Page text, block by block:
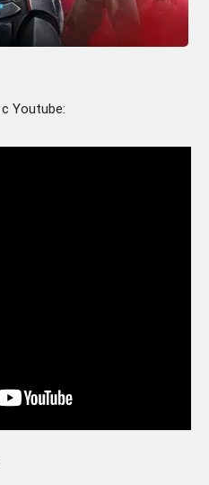
с Youtube: